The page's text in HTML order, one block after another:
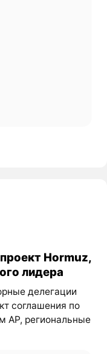
Hormuz,
лидера
делегации
соглашения по
AP, региональные